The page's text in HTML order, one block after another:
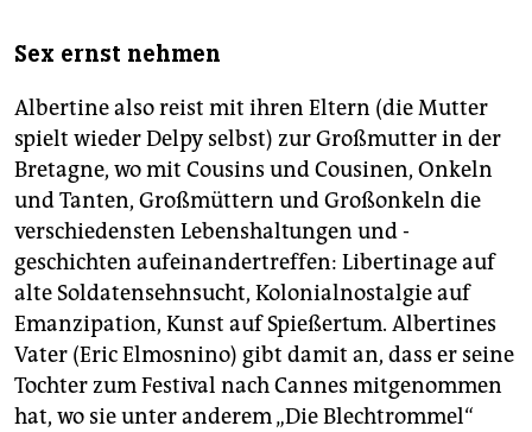
Sex ernst nehmen
Albertine also reist mit ihren Eltern (die Mutter
spielt wieder Delpy selbst) zur Großmutter in der
Bretagne, wo mit Cousins und Cousinen, Onkeln
und Tanten, Großmüttern und Großonkeln die
verschiedensten Lebenshaltungen und -
geschichten aufeinandertreffen: Libertinage auf
alte Soldatensehnsucht, Kolonialnostalgie auf
Emanzipation, Kunst auf Spießertum. Albertines
Vater (Eric Elmosnino) gibt damit an, dass er seine
Tochter zum Festival nach Cannes mitgenommen
hat, wo sie unter anderem „Die Blechtrommel“